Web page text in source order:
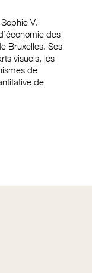
V.
des
Bruxelles. Ses
visuels, les
de
de